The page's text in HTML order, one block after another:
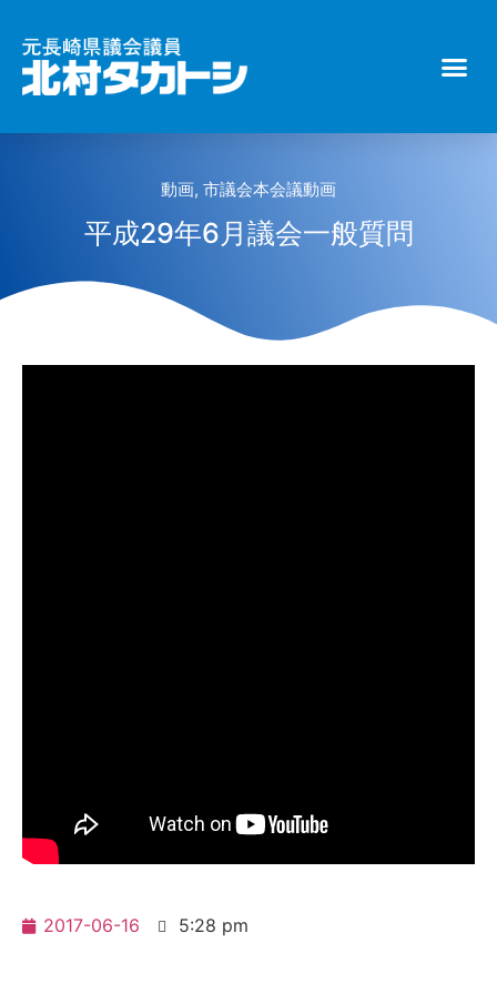
動画, 市議会本会議動画
平成29年6月議会一般質問
2017-06-16 5:28 pm